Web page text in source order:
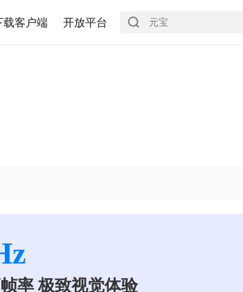
载客户端 开放平台
率 极致视觉体验